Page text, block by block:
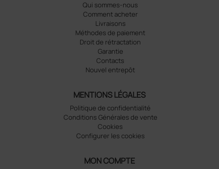
Qui sommes-nous
Comment acheter
Livraisons
Méthodes de paiement
Droit de rétractation
Garantie
Contacts
Nouvel entrepôt
MENTIONS LÉGALES
Politique de confidentialité
Conditions Générales de vente
Cookies
Configurer les cookies
MON COMPTE